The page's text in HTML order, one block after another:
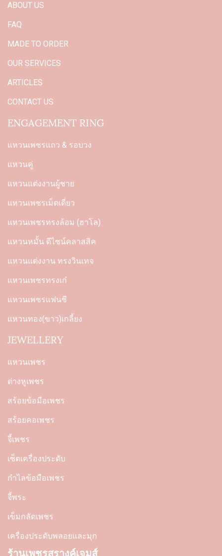
ABOUT US
FAQ
MADE TO ORDER
OUR SERVICES
ARTICLES
CONTACT US
ENGAGEMENT RING
แหวนเพชรแถว & รอบวง
แหวนคู่
แหวนแต่งงานผู้ชาย
แหวนเพชรเม็ดเดี่ยว
แหวนเพชรทรงล้อม (ฮาโล)
แหวนหมั้น ดีไซน์คลาสสิค
แหวนแต่งงาน ทรงวินเทจ
แหวนเพชรทรงเก๋
แหวนเพชรแฟนซี
แหวนทอง(ขาว)เกลี้ยง
JEWELLERY
แหวนเพชร
ต่างหูเพชร
สร้อยข้อมือเพชร
สร้อยคอเพชร
จี้เพชร
เซ็ตเครื่องประดับ
กำไลข้อมือเพชร
จี้พระ
เข็มกลัดเพชร
เครื่องประดับพลอยและมุก
ร้านเพชรสุรางค์เจมส์